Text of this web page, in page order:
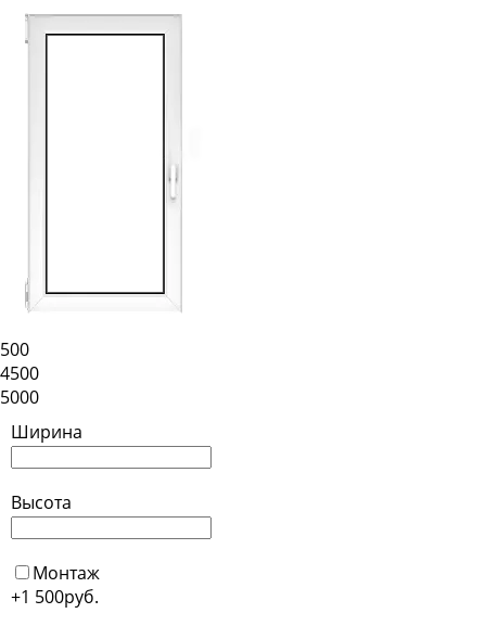
500
4500
5000
Ширина
Высота
Монтаж
+1 500руб.